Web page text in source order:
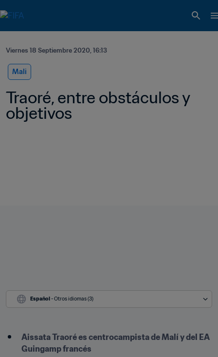
Viernes 18 Septiembre 2020, 16:13
Mali
Traoré, entre obstáculos y
objetivos
Español - Otros idiomas (3)
Aissata Traoré es centrocampista de Malí y del EA
Guingamp francés